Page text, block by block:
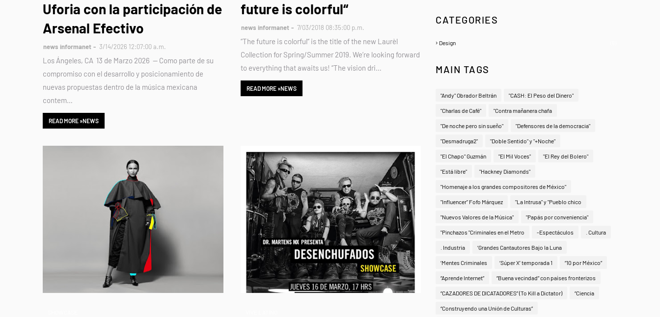
Uforia con la participación de
Arsenal Efectivo
news informanet 3/14/2026 12:07:00 a.m.
Los Ángeles, CA 13 de Marzo 2026 — Como parte de su
compromiso con el desarrollo y posicionamiento de
nuevas propuestas dentro de la música mexicana
contem…
READ MORE »NEWS
future is colorful“
news informanet 7/03/2018 08:35:00 p.m.
“The future is colorful“ is the title of the new Laurèl
Collection for Spring/Summer 2019. We’re looking forward
to everything that awaits us! “The vision dri…
READ MORE »NEWS
CATEGORIES
Design
MAIN TAGS
"Andy" Obrador Beltrán "CASH: El Peso del Dinero"
"Charlas de Café" "Contra mañanera chafa
"De noche pero sin sueño" "Defensores de la democracia"
"Desmadruga2" "Doble Sentido" y "+Noche"
"El Chapo" Guzmán "El Mil Voces" "El Rey del Bolero"
"Está libre" "Hackney Diamonds"
"Homenaje a los grandes compositores de México"
"Influencer" Fofo Márquez "La Intrusa" y "Pueblo chico
"Nuevos Valores de la Música" "Papás por conveniencia"
"Pinchazos "Criminales en el Metro -Espectáculos . Cultura
. Industria ‘Grandes Cantautores Bajo la Luna
‘Mentes Criminales ‘Súper X’ temporada 1 “10 por México”
“Aprende Internet” “Buena vecindad” con países fronterizos
“CAZADORES DE DICATADORES” (To Kill a Dictator) “Ciencia
“Construyendo una Unión de Culturas”